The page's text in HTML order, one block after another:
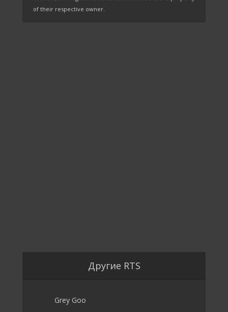
of their respective owner.
Другие RTS
Grey Goo